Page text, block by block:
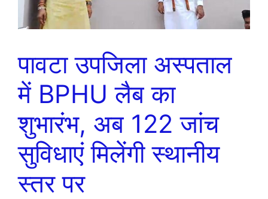
पावटा उपजिला अस्पताल
में BPHU लैब का
शुभारंभ, अब 122 जांच
सुविधाएं मिलेंगी स्थानीय
स्तर पर